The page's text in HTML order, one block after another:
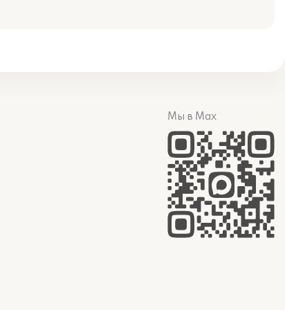
Мы в Max